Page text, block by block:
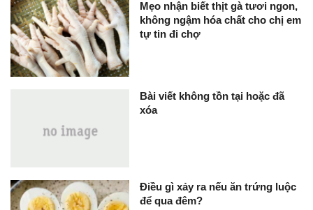
Mẹo nhận biết thịt gà tươi ngon,
không ngậm hóa chất cho chị em
tự tin đi chợ
Bài viết không tồn tại hoặc đã
xóa
Điều gì xảy ra nếu ăn trứng luộc
để qua đêm?